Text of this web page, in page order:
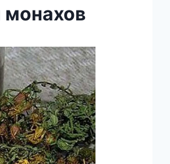
монахов